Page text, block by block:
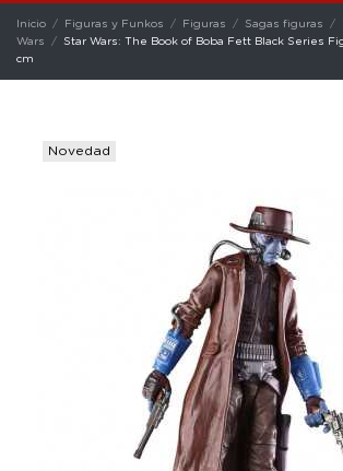
Inicio Figuras y Funkos Figuras Sagas figuras
Wars
Star Wars: The Book of Boba Fett Black Series
cm
Novedad